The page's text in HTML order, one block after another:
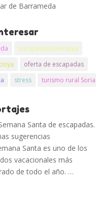
de Barrameda
escapadas Alemania
oferta de escapadas
stress turismo rural Soria
Santa de escapadas.
sugerencias
Santa es uno de los
vacacionales más
de todo el año. …